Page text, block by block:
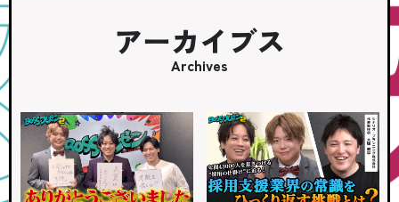
アーカイブス
Archives